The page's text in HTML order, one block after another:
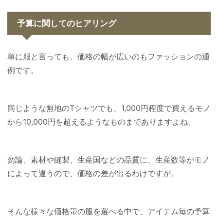
予算に関してのヒアリング
単に服と言っても、価格の幅が広いのもファッションの通
例です。
同じような無地のTシャツでも、1,000円程度で買えるモノ
から10,000円を超えるようなものまでありますよね。
勿論、素材や縫製、生産国などの品質に、生産数等がモノ
によって違うので、価格の差が出るわけですが。
そんな様々な価格帯の服を選べる中で、アイテム毎の予算